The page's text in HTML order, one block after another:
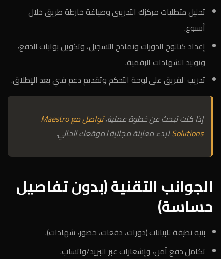
تحليل متطلبات مركزك التدريبي وصياغة خارطة طريق خلال
أسبوع.
إعداد كتالوج الدورات ونماذج التسجيل، وتكوين بوابات الدفع،
وتوليد الشهادات الرقمية.
تدريب الفريق على لوحة التحكم وتقديم دعم فني بعد الإطلاق.
إذا كنت تبحث عن خطوة عملية،
تواصل مع Maestro
Solutionsلبدء معاينة مجانية لموقعك الحالي.
الجوانب التقنية (بدون تفاصيل
حساسة)
بنية نظيفة للبيانات (دورات، دفعات، حضور، شهادات).
تكامل دفع آمن، وإشعارات عبر البريد/واتساب.